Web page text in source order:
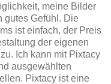
meine Bilder
gutes Gefühl. Die
ist einfach, der Preis
der eigenen
Ich kann mit Pixtacy
ausgewählten
Pixtacy ist eine